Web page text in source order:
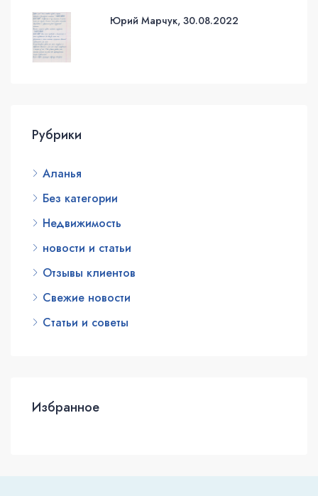
Юрий Марчук, 30.08.2022
Рубрики
Аланья
Без категории
Недвижимость
новости и статьи
Отзывы клиентов
Свежие новости
Статьи и советы
Избранное